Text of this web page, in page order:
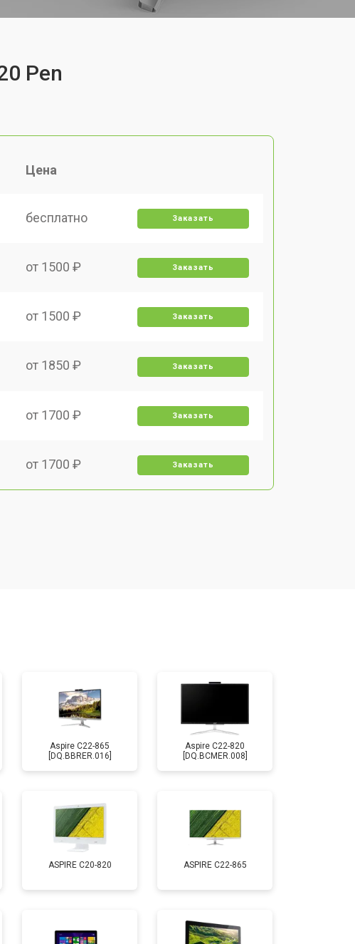
Pen
Цена
бесплатно Заказать
от 1500 ₽ Заказать
от 1500 ₽ Заказать
от 1850 ₽ Заказать
от 1700 ₽ Заказать
от 1700 ₽ Заказать
Aspire C22-865
[DQ.BBRER.016]
Aspire C22-820
[DQ.BCMER.008]
ASPIRE C20-820 ASPIRE C22-865